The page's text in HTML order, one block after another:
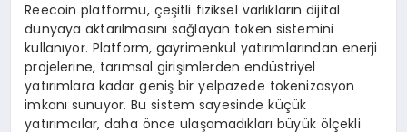
Reecoin platformu, çeşitli fiziksel varlıkların dijital
dünyaya aktarılmasını sağlayan token sistemini
kullanıyor. Platform, gayrimenkul yatırımlarından enerji
projelerine, tarımsal girişimlerden endüstriyel
yatırımlara kadar geniş bir yelpazede tokenizasyon
imkanı sunuyor. Bu sistem sayesinde küçük
yatırımcılar, daha önce ulaşamadıkları büyük ölçekli